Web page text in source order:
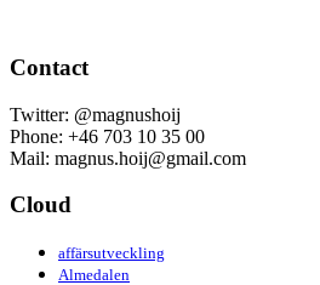
Contact
Twitter: @magnushoij
Phone: +46 703 10 35 00
Mail: magnus.hoij@gmail.com
Cloud
affärsutveckling
Almedalen